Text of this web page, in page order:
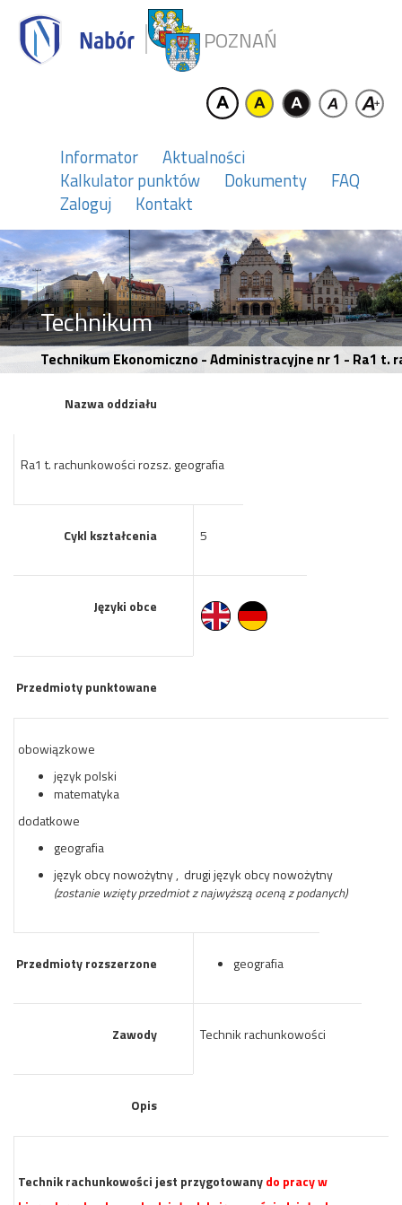
POZNAŃ
Informator
Aktualności
Kalkulator punktów
Dokumenty
FAQ
Zaloguj
Kontakt
Technikum
Technikum Ekonomiczno - Administracyjne nr 1 - Ra1 t.
Nazwa oddziału
Ra1 t. rachunkowości rozsz. geografia
Cykl kształcenia 5
Języki obce
Przedmioty punktowane
obowiązkowe
język polski
matematyka
dodatkowe
geografia
język obcy nowożytny , drugi język obcy nowożytny
(zostanie wzięty przedmiot z najwyższą oceną z podanych)
Przedmioty rozszerzone geografia
Zawody Technik rachunkowości
Opis
Technik rachunkowości jest przygotowanydo pracy w